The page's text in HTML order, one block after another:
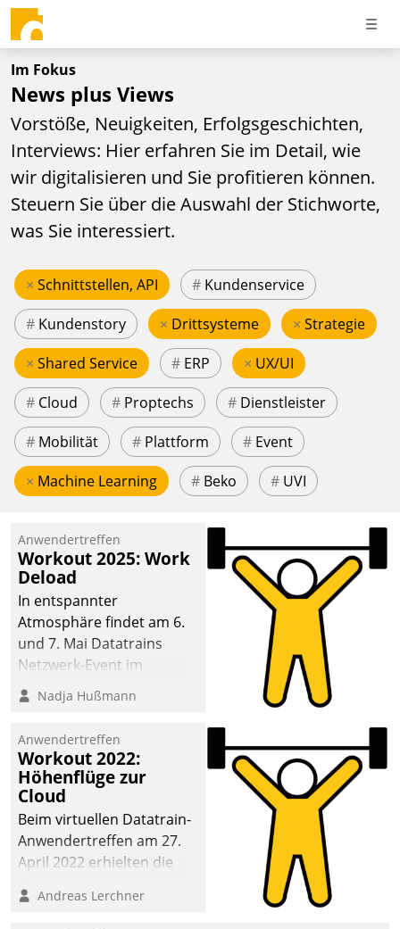
Im Fokus
News plus Views
Vorstöße, Neuigkeiten, Erfolgsgeschichten,
Interviews: Hier erfahren Sie im Detail, wie
wir digitalisieren und Sie profitieren können.
Steuern Sie über die Auswahl der Stichworte,
was Sie interessiert.
× Schnittstellen, API # Kundenservice
# Kundenstory × Drittsysteme × Strategie
× Shared Service # ERP × UX/UI
# Cloud # Proptechs # Dienstleister
# Mobilität # Plattform # Event
× Machine Learning # Beko # UVI
Anwendertreffen
Workout 2025: Work
Deload
In entspannter
Atmosphäre findet am 6.
und 7. Mai Datatrains
Netzwerk-Event im
Kunden- und Partnerkreis
statt. Zentrale Frage: Wie
Mammutprojekte
meistern und Workloads
wuppen – bei zunehmend
anspruchsvollen
Aufgaben und
abnehmendem
Nadja Hußmann
Anwendertreffen
Workout 2022:
Höhenflüge zur
Cloud
Beim virtuellen Datatrain-
Anwendertreffen am 27.
April 2022 erhielten die
Teilnehmer kurzweilige
Andreas Lerchner